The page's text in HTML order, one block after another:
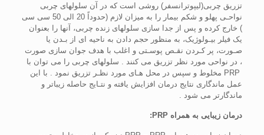
تزریق چربی(لیپوترانسفر) روشی است که در آن سلولهای چربی
نواحـی پهلو و شکم بیمار را به میزان لازم (حدوداً 20 الی 50 سی سی
) خارج کرده و پس از جدا سازی سلولهای زنده چربی، آنها را بعنوان
یک فیلر بیـولوژیک، به منظور حجم دادن به ناحیه ای از بـدن یا
صـورت، پر کـردن نقـص پوسـتی و اغلب با هدف جوان سازی صورت
، در نواحی مورد نظر تزریق می کنند . سلولهای چربی را می توان با
PRP مخلوط و سپس در محل هـای مورد نظـر تزریق نمود . با این
عمل ماندگاری نتایج درمان افزایش یافته و نتـایج حاصله زیباتر و
ماندگارتر می شود .
درمان زیبایی به همراه PRP: